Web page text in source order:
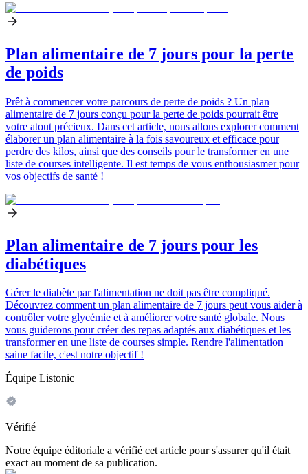
Plan alimentaire de 7 jours pour la perte
de poids
Prêt à commencer votre parcours de perte de poids ? Un plan
alimentaire de 7 jours conçu pour la perte de poids pourrait être
votre atout précieux. Dans cet article, nous allons explorer comment
élaborer un plan alimentaire à la fois savoureux et efficace pour
perdre des kilos, ainsi que des conseils pour le transformer en une
liste de courses intelligente. Il est temps de vous enthousiasmer pour
vos objectifs de santé !
Plan alimentaire de 7 jours pour les
diabétiques
Gérer le diabète par l'alimentation ne doit pas être compliqué.
Découvrez comment un plan alimentaire de 7 jours peut vous aider à
contrôler votre glycémie et à améliorer votre santé globale. Nous
vous guiderons pour créer des repas adaptés aux diabétiques et les
transformer en une liste de courses simple. Rendre l'alimentation
saine facile, c'est notre objectif !
Équipe Listonic
Vérifié
Notre équipe éditoriale a vérifié cet article pour s'assurer qu'il était
exact au moment de sa publication.